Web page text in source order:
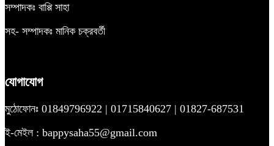
সম্পাদকঃ বাপ্পি সাহা
সহ- সম্পাদকঃ মানিক চক্রবর্তী
যোগাযোগ
মুঠোফোনঃ 01849796922 | 01715840627 | 01827-687531
ই-মেইল : bappysaha55@gmail.com